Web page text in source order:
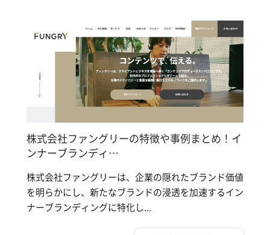
株式会社ファングリーの特徴や事例まとめ！イ
ンナーブランディ…
株式会社ファングリーは、企業の隠れたブランド価値
を明らかにし、新たなブランドの浸透を加速するイン
ナーブランディングに特化し...